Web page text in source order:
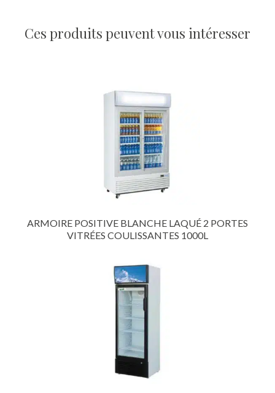
Ces produits peuvent vous intéresser
ARMOIRE POSITIVE BLANCHE LAQUÉ 2 PORTES
VITRÉES COULISSANTES 1000L